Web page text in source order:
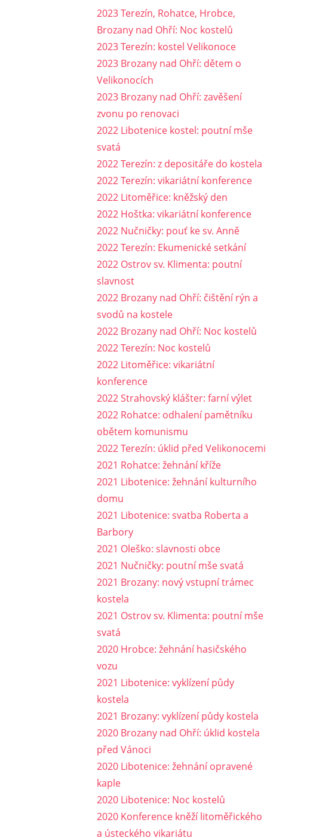
2023 Terezín, Rohatce, Hrobce,
Brozany nad Ohří: Noc kostelů
2023 Terezín: kostel Velikonoce
2023 Brozany nad Ohří: dětem o
Velikonocích
2023 Brozany nad Ohří: zavěšení
zvonu po renovaci
2022 Libotenice kostel: poutní mše
svatá
2022 Terezín: z depositáře do kostela
2022 Terezín: vikariátní konference
2022 Litoměřice: kněžský den
2022 Hoštka: vikariátní konference
2022 Nučničky: pouť ke sv. Anně
2022 Terezín: Ekumenické setkání
2022 Ostrov sv. Klimenta: poutní
slavnost
2022 Brozany nad Ohří: čištění rýn a
svodů na kostele
2022 Brozany nad Ohří: Noc kostelů
2022 Terezín: Noc kostelů
2022 Litoměřice: vikariátní
konference
2022 Strahovský klášter: farní výlet
2022 Rohatce: odhalení pamětníku
obětem komunismu
2022 Terezín: úklid před Velikonocemi
2021 Rohatce: žehnání kříže
2021 Libotenice: žehnání kulturního
domu
2021 Libotenice: svatba Roberta a
Barbory
2021 Oleško: slavnosti obce
2021 Nučničky: poutní mše svatá
2021 Brozany: nový vstupní trámec
kostela
2021 Ostrov sv. Klimenta: poutní mše
svatá
2020 Hrobce: žehnání hasičského
vozu
2021 Libotenice: vyklízení půdy
kostela
2021 Brozany: vyklízení půdy kostela
2020 Brozany nad Ohří: úklid kostela
před Vánoci
2020 Libotenice: žehnání opravené
kaple
2020 Libotenice: Noc kostelů
2020 Konference kněží litoměřického
a ústeckého vikariátu